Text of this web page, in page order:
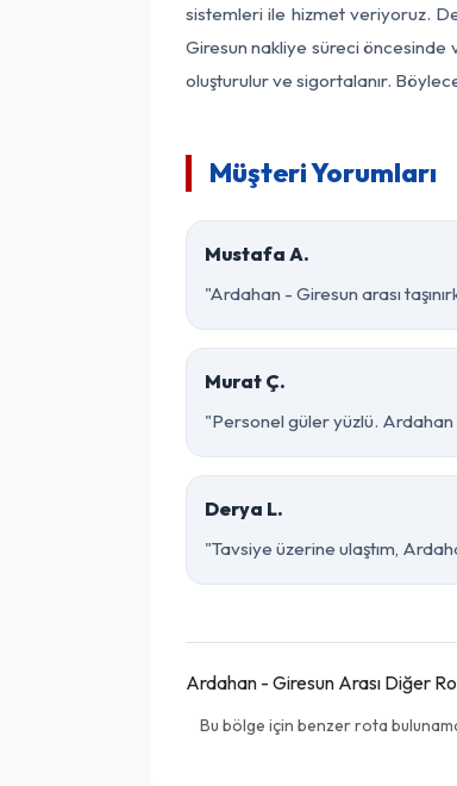
sistemleri ile hizmet veriyoruz.
Giresun nakliye süreci öncesinde
oluşturulur ve sigortalanır.
Müşteri Yorumları
Mustafa A.
"Ardahan - Giresun arası
Murat Ç.
"Personel güler yüzlü. Ardahan
Derya L.
"Tavsiye üzerine ulaştım,
Ardahan - Giresun Arası Diğer
Bu bölge için benzer rota